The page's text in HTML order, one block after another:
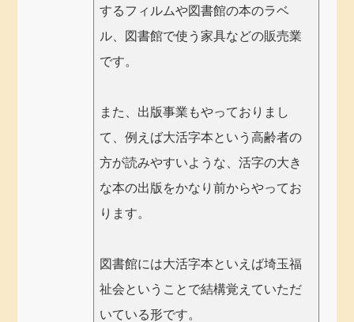
するフィルムや図書館の本のラベ
ル、図書館で使う家具などの販売業
です。
また、出版事業もやっておりまし
て、例えば大活字本という高齢者の
方が読みやすいような、活字の大き
な本の出版をかなり前からやってお
ります。
図書館には大活字本といえば埼玉福
祉会ということで結構覚えていただ
いている形です。